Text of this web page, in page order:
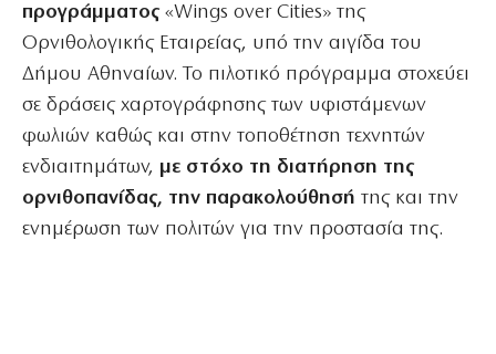
προγράμματος «Wings over Cities» της
Ορνιθολογικής Εταιρείας, υπό την αιγίδα του
Δήμου Αθηναίων. Το πιλοτικό πρόγραμμα στοχεύει
σε δράσεις χαρτογράφησης των υφιστάμενων
φωλιών καθώς και στην τοποθέτηση τεχνητών
ενδιαιτημάτων, με στόχο τη διατήρηση της
ορνιθοπανίδας, την παρακολούθησή της και την
ενημέρωση των πολιτών για την προστασία της.